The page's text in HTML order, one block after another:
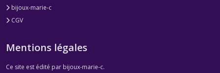
bijoux-marie-c
CGV
Mentions légales
Ce site est édité par bijoux-marie-c.